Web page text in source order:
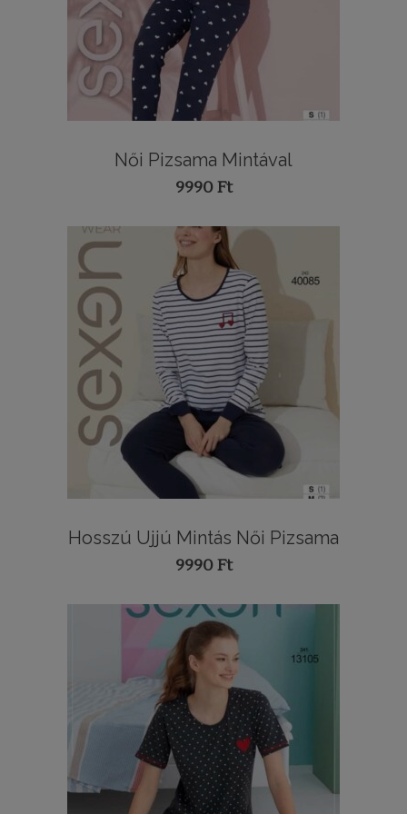
Női Pizsama Mintával
9990Ft
Hosszú Ujjú Mintás Női Pizsama
9990Ft